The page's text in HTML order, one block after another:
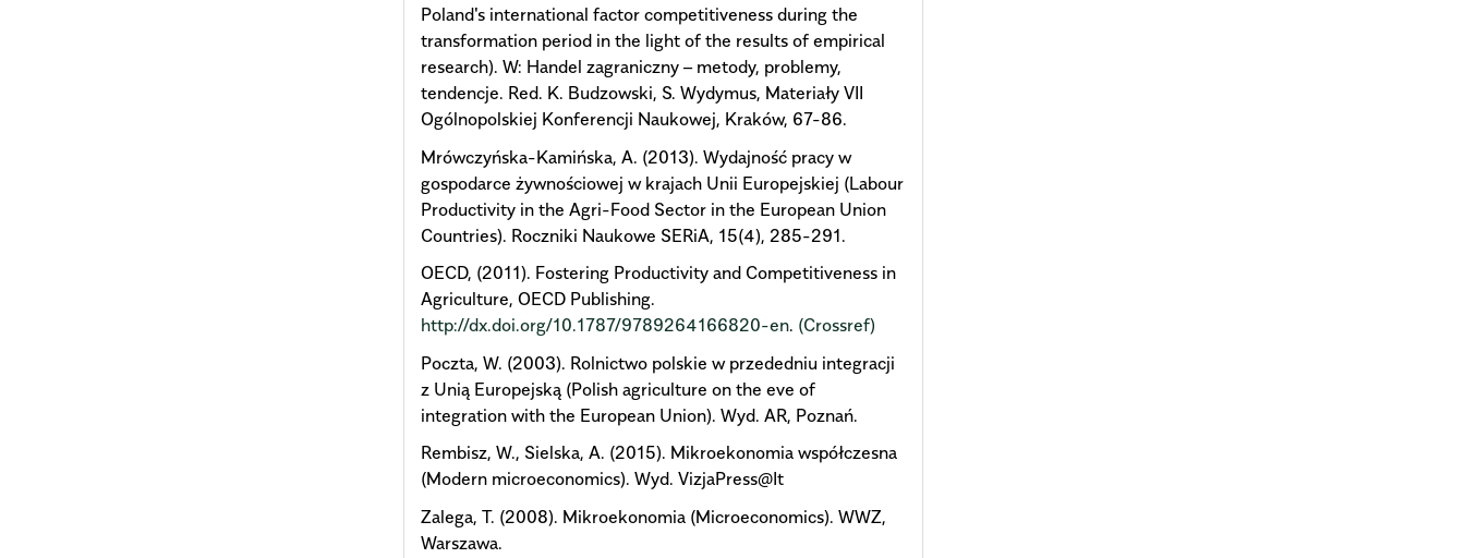
Poland's international factor competitiveness during the
transformation period in the light of the results of empirical
research). W: Handel zagraniczny – metody, problemy,
tendencje. Red. K. Budzowski, S. Wydymus, Materiały VII
Ogólnopolskiej Konferencji Naukowej, Kraków, 67-86.
Mrówczyńska-Kamińska, A. (2013). Wydajność pracy w
gospodarce żywnościowej w krajach Unii Europejskiej (Labour
Productivity in the Agri-Food Sector in the European Union
Countries). Roczniki Naukowe SERiA, 15(4), 285-291.
OECD, (2011). Fostering Productivity and Competitiveness in
Agriculture, OECD Publishing.
http://dx.doi.org/10.1787/9789264166820-en. (Crossref)
Poczta, W. (2003). Rolnictwo polskie w przededniu integracji
z Unią Europejską (Polish agriculture on the eve of
integration with the European Union). Wyd. AR, Poznań.
Rembisz, W., Sielska, A. (2015). Mikroekonomia współczesna
(Modern microeconomics). Wyd. VizjaPress@It
Zalega, T. (2008). Mikroekonomia (Microeconomics). WWZ,
Warszawa.